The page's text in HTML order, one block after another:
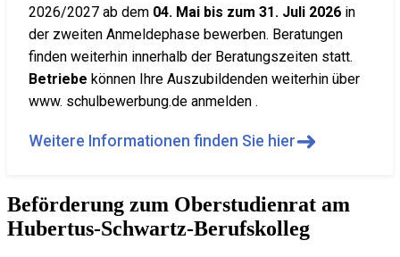
2026/2027 ab dem 04. Mai bis zum 31. Juli 2026 in
der zweiten Anmeldephase bewerben. Beratungen
finden weiterhin innerhalb der Beratungszeiten statt.
Betriebe können Ihre Auszubildenden weiterhin über
www. schulbewerbung.de anmelden .
Weitere Informationen finden Sie hier➜
Beförderung zum Oberstudienrat am
Hubertus-Schwartz-Berufskolleg